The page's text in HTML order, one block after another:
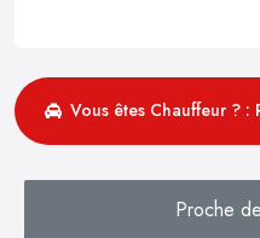
Vous êtes Chauffeur ? :
Proche